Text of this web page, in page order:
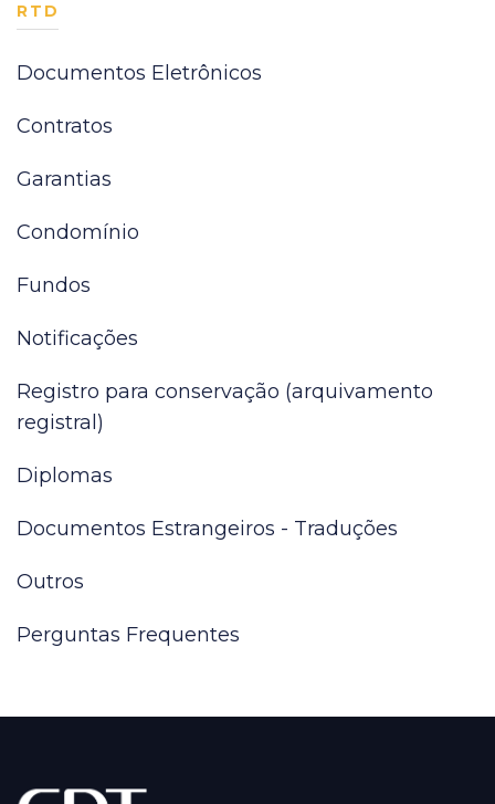
RTD
Documentos Eletrônicos
Contratos
Garantias
Condomínio
Fundos
Notificações
Registro para conservação (arquivamento
registral)
Diplomas
Documentos Estrangeiros - Traduções
Outros
Perguntas Frequentes